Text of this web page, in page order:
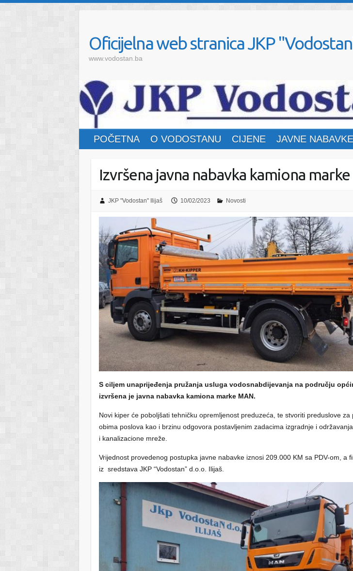
Oficijelna web stranica JKP
www.vodostan.ba
POČETNA O VODOSTANU CIJENE JAVNE NABAVKE
Izvršena javna nabavka kamiona
JKP "Vodostan" Ilijaš 10/02/2023 Novosti
S ciljem unaprijeđenja pružanja usluga vodosnabdijevanja na području
izvršena je javna nabavka kamiona marke MAN.
Novi kiper će poboljšati tehničku opremljenost preduzeća, te stvoriti preduslove za
obima poslova kao i brzinu odgovora postavljenim zadacima izgradnje i
i kanalizacione mreže.
Vrijednost provedenog postupka javne nabavke iznosi 209.000 KM sa PDV-om, a
iz sredstava JKP “Vodostan” d.o.o. Ilijaš.